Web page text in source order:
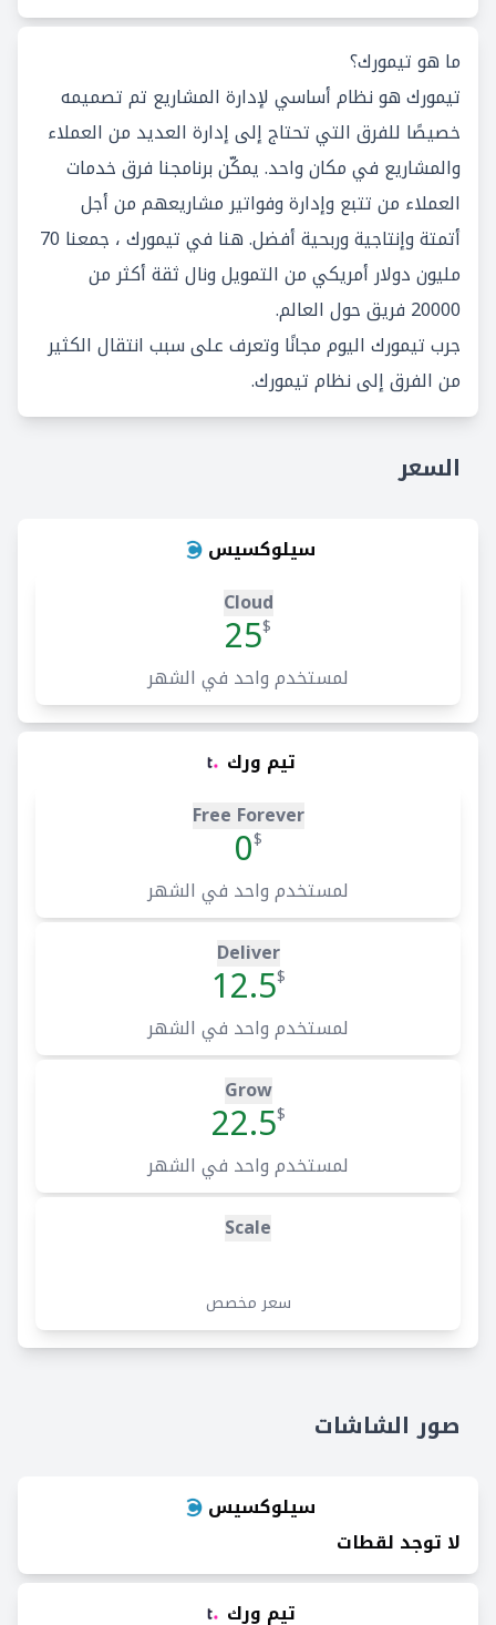
ما هو تيمورك؟
تيمورك هو نظام أساسي لإدارة المشاريع تم تصميمه
خصيصًا للفرق التي تحتاج إلى إدارة العديد من العملاء
والمشاريع في مكان واحد. يمكّن برنامجنا فرق خدمات
العملاء من تتبع وإدارة وفواتير مشاريعهم من أجل
أتمتة وإنتاجية وربحية أفضل. هنا في تيمورك ، جمعنا 70
مليون دولار أمريكي من التمويل ونال ثقة أكثر من
20000 فريق حول العالم.
جرب تيمورك اليوم مجانًا وتعرف على سبب انتقال الكثير
من الفرق إلى نظام تيمورك.
السعر
سيلوكسيس
Cloud
$
25
لمستخدم واحد في الشهر
تيم ورك
Free Forever
$
0
لمستخدم واحد في الشهر
Deliver
$
12.5
لمستخدم واحد في الشهر
Grow
$
22.5
لمستخدم واحد في الشهر
Scale
سعر مخصص
صور الشاشات
سيلوكسيس
لا توجد لقطات
تيم ورك